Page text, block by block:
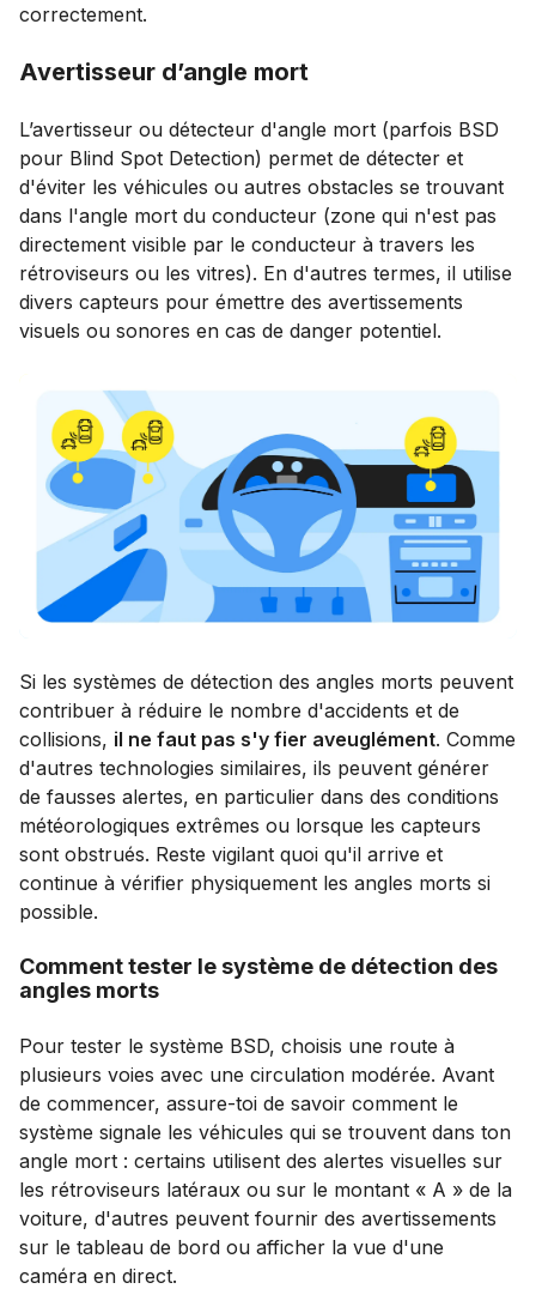
correctement.
Avertisseur d’angle mort
L’avertisseur ou détecteur d'angle mort (parfois BSD
pour Blind Spot Detection) permet de détecter et
d'éviter les véhicules ou autres obstacles se trouvant
dans l'angle mort du conducteur (zone qui n'est pas
directement visible par le conducteur à travers les
rétroviseurs ou les vitres). En d'autres termes, il utilise
divers capteurs pour émettre des avertissements
visuels ou sonores en cas de danger potentiel.
Si les systèmes de détection des angles morts peuvent
contribuer à réduire le nombre d'accidents et de
collisions, il ne faut pas s'y fier aveuglément. Comme
d'autres technologies similaires, ils peuvent générer
de fausses alertes, en particulier dans des conditions
météorologiques extrêmes ou lorsque les capteurs
sont obstrués. Reste vigilant quoi qu'il arrive et
continue à vérifier physiquement les angles morts si
possible.
Comment tester le système de détection des
angles morts
Pour tester le système BSD, choisis une route à
plusieurs voies avec une circulation modérée. Avant
de commencer, assure-toi de savoir comment le
système signale les véhicules qui se trouvent dans ton
angle mort : certains utilisent des alertes visuelles sur
les rétroviseurs latéraux ou sur le montant « A » de la
voiture, d'autres peuvent fournir des avertissements
sur le tableau de bord ou afficher la vue d'une
caméra en direct.